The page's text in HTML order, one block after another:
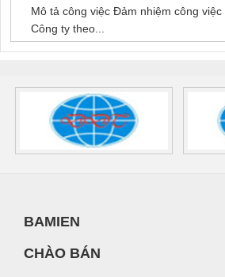
Mô tả công việc Đảm nhiệm công
Công ty theo...
BAMIEN
CHÀO BÁN